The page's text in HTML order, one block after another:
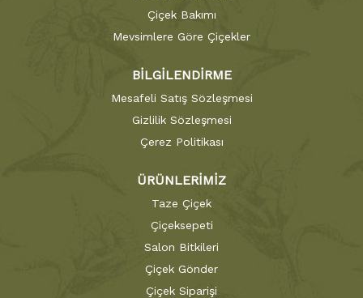
Çiçek Bakımı
Mevsimlere Göre Çiçekler
BİLGİLENDİRME
Mesafeli Satış Sözleşmesi
Gizlilik Sözleşmesi
Çerez Politikası
ÜRÜNLERİMİZ
Taze Çiçek
Çiçeksepeti
Salon Bitkileri
Çiçek Gönder
Çiçek Siparişi